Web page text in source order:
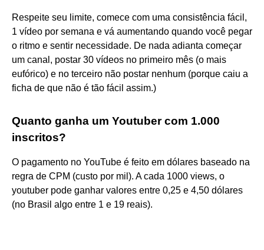
Respeite seu limite, comece com uma consistência fácil,
1 vídeo por semana e vá aumentando quando você pegar
o ritmo e sentir necessidade. De nada adianta começar
um canal, postar 30 vídeos no primeiro mês (o mais
eufórico) e no terceiro não postar nenhum (porque caiu a
ficha de que não é tão fácil assim.)
Quanto ganha um Youtuber com 1.000
inscritos?
O pagamento no YouTube é feito em dólares baseado na
regra de CPM (custo por mil). A cada 1000 views, o
youtuber pode ganhar valores entre 0,25 e 4,50 dólares
(no Brasil algo entre 1 e 19 reais).